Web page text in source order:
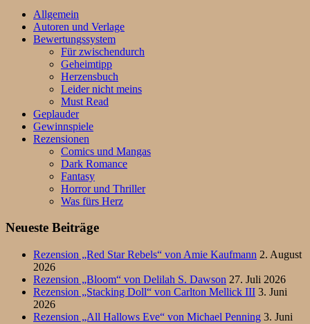
Allgemein
Autoren und Verlage
Bewertungssystem
Für zwischendurch
Geheimtipp
Herzensbuch
Leider nicht meins
Must Read
Geplauder
Gewinnspiele
Rezensionen
Comics und Mangas
Dark Romance
Fantasy
Horror und Thriller
Was fürs Herz
Neueste Beiträge
Rezension „Red Star Rebels“ von Amie Kaufmann 2. August
2026
Rezension „Bloom“ von Delilah S. Dawson 27. Juli 2026
Rezension „Stacking Doll“ von Carlton Mellick III 3. Juni
2026
Rezension „All Hallows Eve“ von Michael Penning 3. Juni